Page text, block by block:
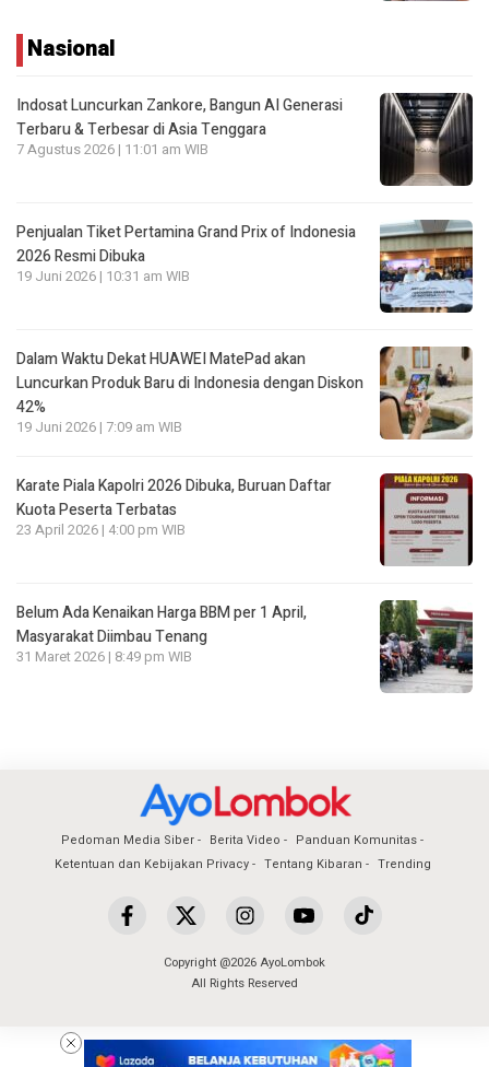
Nasional
Indosat Luncurkan Zankore, Bangun AI Generasi
Terbaru & Terbesar di Asia Tenggara
7 Agustus 2026 | 11:01 am WIB
Penjualan Tiket Pertamina Grand Prix of Indonesia
2026 Resmi Dibuka
19 Juni 2026 | 10:31 am WIB
Dalam Waktu Dekat HUAWEI MatePad akan
Luncurkan Produk Baru di Indonesia dengan Diskon
42%
19 Juni 2026 | 7:09 am WIB
Karate Piala Kapolri 2026 Dibuka, Buruan Daftar
Kuota Peserta Terbatas
23 April 2026 | 4:00 pm WIB
Belum Ada Kenaikan Harga BBM per 1 April,
Masyarakat Diimbau Tenang
31 Maret 2026 | 8:49 pm WIB
Pedoman Media Siber Berita Video
Panduan Komunitas
Ketentuan dan Kebijakan Privacy
Tentang Kibaran Trending
Copyright @2026 AyoLombok
All Rights Reserved